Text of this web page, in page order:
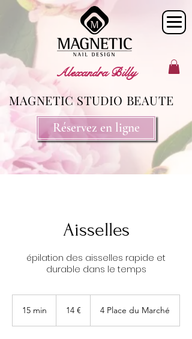
Réservez en ligne
MAGNETIC STUDIO BEAUTE
Alexandra Billy
Aisselles
épilation des aisselles rapide et
durable dans le temps
15 min 14 € 4 Place du Marché